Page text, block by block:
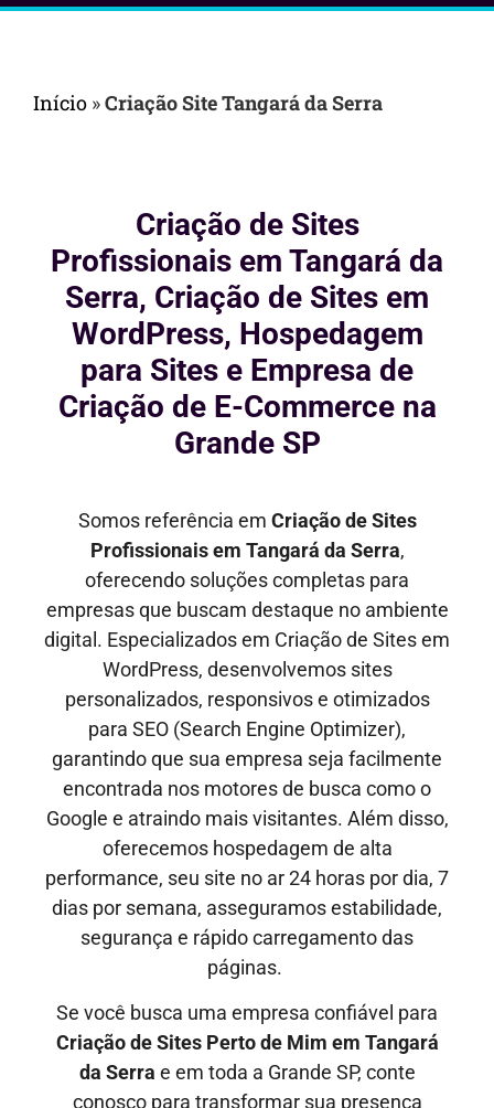
Início »Criação Site Tangará da Serra
Criação de Sites
Profissionais em Tangará da
Serra, Criação de Sites em
WordPress, Hospedagem
para Sites e Empresa de
Criação de E-Commerce na
Grande SP
Somos referência em Criação de Sites
Profissionais em Tangará da Serra,
oferecendo soluções completas para
empresas que buscam destaque no ambiente
digital. Especializados em Criação de Sites em
WordPress, desenvolvemos sites
personalizados, responsivos e otimizados
para SEO (Search Engine Optimizer),
garantindo que sua empresa seja facilmente
encontrada nos motores de busca como o
Google e atraindo mais visitantes. Além disso,
oferecemos hospedagem de alta
performance, seu site no ar24 horas por dia, 7
dias por semana, asseguramos estabilidade,
segurança e rápido carregamento das
páginas.
Se você busca uma empresa confiável para
Criação de Sites Perto de Mim em Tangará
da Serra e em toda a Grande SP, conte
conosco para transformar sua presença